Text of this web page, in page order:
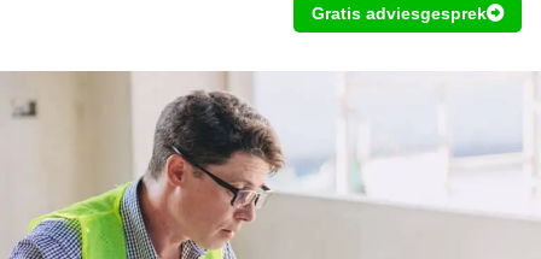
Gratis adviesgesprek